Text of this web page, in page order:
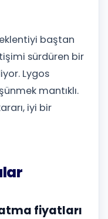
baştan
sürdüren bir
Lygos
mantıklı.
iyi bir
fiyatları